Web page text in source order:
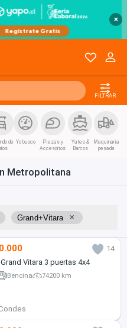
×
FILTRAR
de Yo busco
Piezas y
Accesorios
Yates &
Barcos
Maquinaria
pesada
Metropolitana
Grand+Vitara ×
14
Vitara 3 puertas 4x4
Bencina 74200 km